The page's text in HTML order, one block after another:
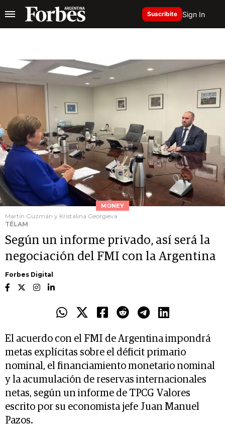
Suscribite Sign In
MONEY
Martín Guzmán y Kristalina Georgieva
TÉLAM
Según un informe privado, así será la
negociación del FMI con la Argentina
Forbes Digital
El acuerdo con el FMI de Argentina impondrá
metas explícitas sobre el déficit primario
nominal, el financiamiento monetario nominal
y la acumulación de reservas internacionales
netas, según un informe de TPCG Valores
escrito por su economista jefe Juan Manuel
Pazos.